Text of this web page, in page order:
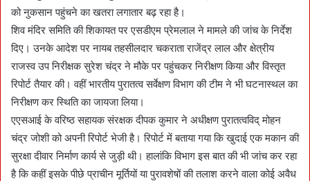
को नुकसान पहुंचने का खतरा लगातार बढ़ रहा है।
शिव मंदिर समिति की शिकायत पर एसडीएम प्रेमलाल ने मामले की जांच के निर्देश
दिए। उनके आदेश पर नायब तहसीलदार चकराता राजेंद्र लाल और क्षेत्रीय
राजस्व उप निरीक्षक सुरेश चंद्र ने मौके पर पहुंचकर निरीक्षण किया और विस्तृत
रिपोर्ट तैयार की। वहीं भारतीय पुरातत्व सर्वेक्षण विभाग की टीम ने भी घटनास्थल का
निरीक्षण कर स्थिति का जायजा लिया।
एएसआई के वरिष्ठ सहायक संरक्षक दीपक कुमार ने अधीक्षण पुरातत्वविद् मोहन
चंद्र जोशी को अपनी रिपोर्ट भेजी है। रिपोर्ट में बताया गया कि खुदाई एक मकान की
सुरक्षा दीवार निर्माण कार्य से जुड़ी थी। हालांकि विभाग इस बात की भी जांच कर रहा
है कि कहीं इसके पीछे प्राचीन मूर्तियों या पुरावशेषों की तलाश करने वाला कोई अवैध